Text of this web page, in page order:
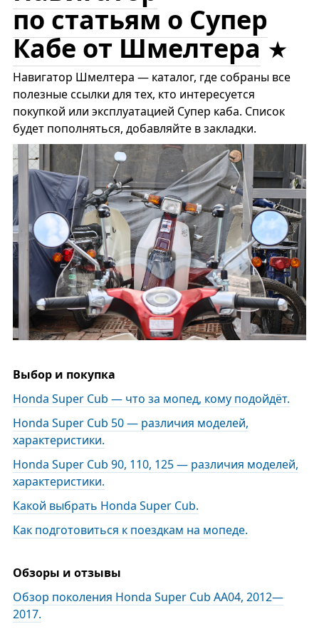
по статьям о Супер
Кабе от Шмелтера
Навигатор Шмелтера — каталог, где собраны все
полезные ссылки для тех, кто интересуется
покупкой или эксплуатацией Супер каба. Список
будет пополняться, добавляйте в закладки.
Выбор и покупка
Honda Super Cub — что за мопед, кому подойдёт.
Honda Super Cub 50 — различия моделей,
характеристики.
Honda Super Cub 90, 110, 125 — различия моделей,
характеристики.
Какой выбрать Honda Super Cub.
Как подготовиться к поездкам на мопеде.
Обзоры и отзывы
Обзор поколения Honda Super Cub AA04, 2012—
2017.